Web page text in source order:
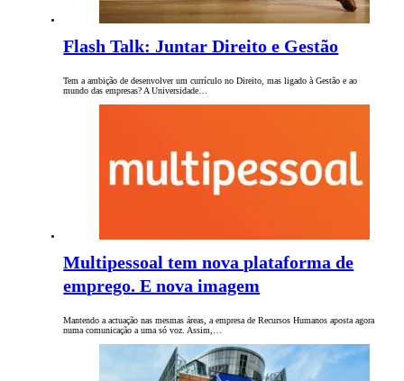
Flash Talk: Juntar Direito e Gestão
Tem a ambição de desenvolver um currículo no Direito, mas ligado à Gestão e ao
mundo das empresas? A Universidade…
Multipessoal tem nova plataforma de
emprego. E nova imagem
Mantendo a actuação nas mesmas áreas, a empresa de Recursos Humanos aposta agora
numa comunicação a uma só voz. Assim,…